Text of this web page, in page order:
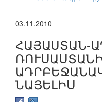
03.11.2010
ՀԱՅԱՍՏԱՆ-
ՆԱՅԵԼԻՍ